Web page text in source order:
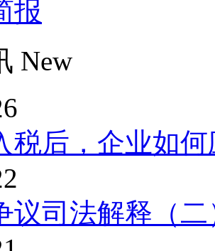
报
New
税后，企业如
议司法解释（